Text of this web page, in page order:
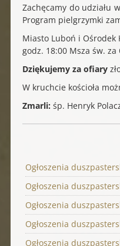
Zachęcamy do udziału
Program pielgrzymki
Miasto Luboń i
godz. 18:00 Msza św.
Dziękujemy za ofiary
W kruchcie kościoła
Zmarli: śp. Henryk
Ogłoszenia
Ogłoszenia
Ogłoszenia
Ogłoszenia
Ogłoszenia